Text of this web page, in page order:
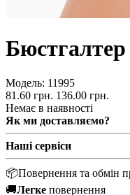
Модель: 11995
81.60 грн. 136.00 грн.
Немає в наявності
Як ми доставляємо?
Наші сервіси
📦Повернення та обмін
🚚Легке повернення